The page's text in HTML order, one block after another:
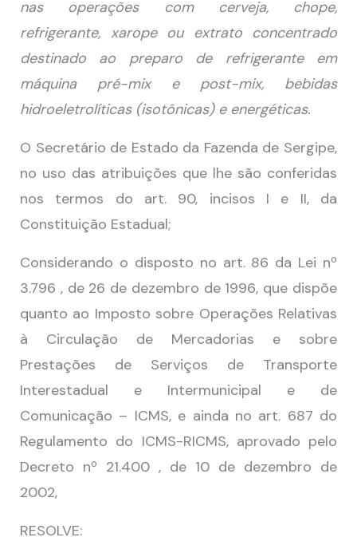
nas operações com cerveja, chope,
refrigerante, xarope ou extrato concentrado
destinado ao preparo de refrigerante em
máquina pré-mix e post-mix, bebidas
hidroeletrolíticas (isotônicas) e energéticas.
O Secretário de Estado da Fazenda de Sergipe,
no uso das atribuições que lhe são conferidas
nos termos do art. 90, incisos I e II, da
Constituição Estadual;
Considerando o disposto no art. 86 da Lei nº
3.796 , de 26 de dezembro de 1996, que dispõe
quanto ao Imposto sobre Operações Relativas
à Circulação de Mercadorias e sobre
Prestações de Serviços de Transporte
Interestadual e Intermunicipal e de
Comunicação – ICMS, e ainda no art. 687 do
Regulamento do ICMS-RICMS, aprovado pelo
Decreto nº 21.400 , de 10 de dezembro de
2002,
RESOLVE: